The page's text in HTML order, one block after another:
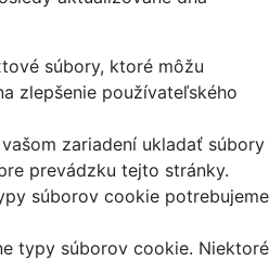
súbory, ktoré môžu
zlepšenie používateľského
zariadení ukladať súbory
prevádzku tejto stránky.
súborov cookie potrebujeme
typy súborov cookie. Niektoré